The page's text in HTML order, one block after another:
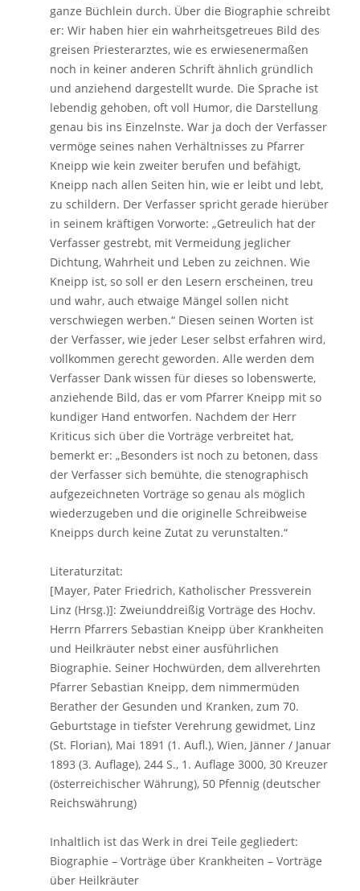
ganze Büchlein durch. Über die Biographie schreibt
er: Wir haben hier ein wahrheitsgetreues Bild des
greisen Priesterarztes, wie es erwiesenermaßen
noch in keiner anderen Schrift ähnlich gründlich
und anziehend dargestellt wurde. Die Sprache ist
lebendig gehoben, oft voll Humor, die Darstellung
genau bis ins Einzelnste. War ja doch der Verfasser
vermöge seines nahen Verhältnisses zu Pfarrer
Kneipp wie kein zweiter berufen und befähigt,
Kneipp nach allen Seiten hin, wie er leibt und lebt,
zu schildern. Der Verfasser spricht gerade hierüber
in seinem kräftigen Vorworte: „Getreulich hat der
Verfasser gestrebt, mit Vermeidung jeglicher
Dichtung, Wahrheit und Leben zu zeichnen. Wie
Kneipp ist, so soll er den Lesern erscheinen, treu
und wahr, auch etwaige Mängel sollen nicht
verschwiegen werben.“ Diesen seinen Worten ist
der Verfasser, wie jeder Leser selbst erfahren wird,
vollkommen gerecht geworden. Alle werden dem
Verfasser Dank wissen für dieses so lobenswerte,
anziehende Bild, das er vom Pfarrer Kneipp mit so
kundiger Hand entworfen. Nachdem der Herr
Kriticus sich über die Vorträge verbreitet hat,
bemerkt er: „Besonders ist noch zu betonen, dass
der Verfasser sich bemühte, die stenographisch
aufgezeichneten Vorträge so genau als möglich
wiederzugeben und die originelle Schreibweise
Kneipps durch keine Zutat zu verunstalten.“
Literaturzitat:
[Mayer, Pater Friedrich, Katholischer Pressverein
Linz (Hrsg.)]: Zweiunddreißig Vorträge des Hochv.
Herrn Pfarrers Sebastian Kneipp über Krankheiten
und Heilkräuter nebst einer ausführlichen
Biographie. Seiner Hochwürden, dem allverehrten
Pfarrer Sebastian Kneipp, dem nimmermüden
Berather der Gesunden und Kranken, zum 70.
Geburtstage in tiefster Verehrung gewidmet, Linz
(St. Florian), Mai 1891 (1. Aufl.), Wien, Jänner / Januar
1893 (3. Auflage), 244 S., 1. Auflage 3000, 30 Kreuzer
(österreichischer Währung), 50 Pfennig (deutscher
Reichswährung)
Inhaltlich ist das Werk in drei Teile gegliedert:
Biographie – Vorträge über Krankheiten – Vorträge
über Heilkräuter